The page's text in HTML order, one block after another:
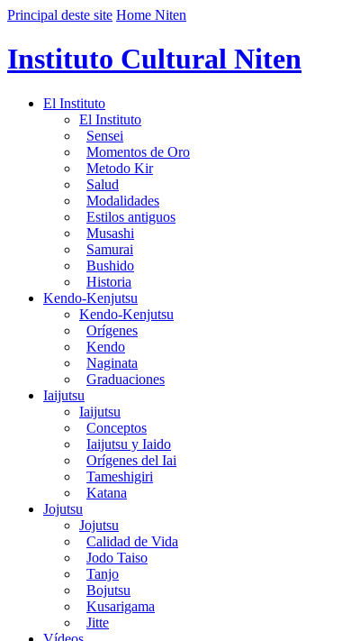
Principal deste site Home Niten
Instituto Cultural Niten
El Instituto
El Instituto
Sensei
Momentos de Oro
Metodo Kir
Salud
Modalidades
Estilos antiguos
Musashi
Samurai
Bushido
Historia
Kendo-Kenjutsu
Kendo-Kenjutsu
Orígenes
Kendo
Naginata
Graduaciones
Iaijutsu
Iaijutsu
Conceptos
Iaijutsu y Iaido
Orígenes del Iai
Tameshigiri
Katana
Jojutsu
Jojutsu
Calidad de Vida
Jodo Taiso
Tanjo
Bojutsu
Kusarigama
Jitte